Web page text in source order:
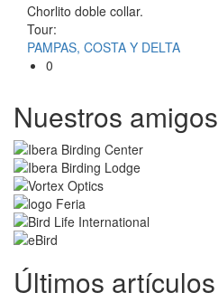
Chorlito doble collar.
Tour:
PAMPAS, COSTA Y DELTA
0
Nuestros amigos
Últimos artículos